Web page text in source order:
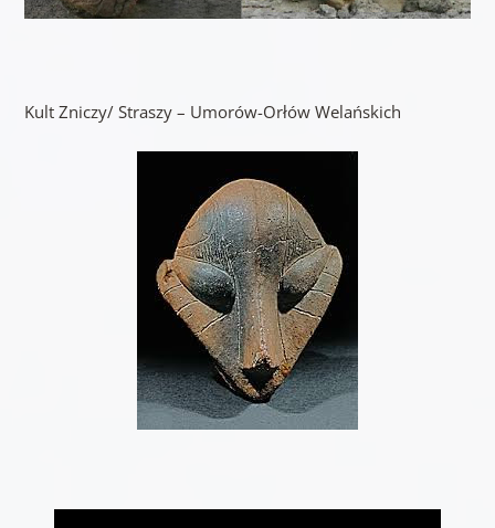
Kult Zniczy/ Straszy – Umorów-Orłów Welańskich